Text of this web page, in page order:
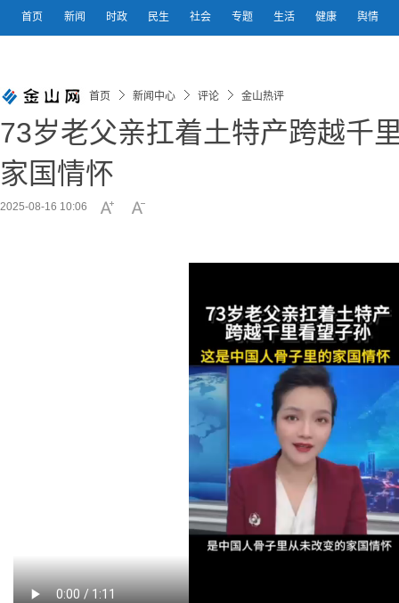
首页 新闻 时政 民生 社会 专题 生活 健康 舆情
首页 新闻中心 评论 金山热评
73岁老父亲扛着土特产跨越千
家国情怀
2025-08-16 10:06